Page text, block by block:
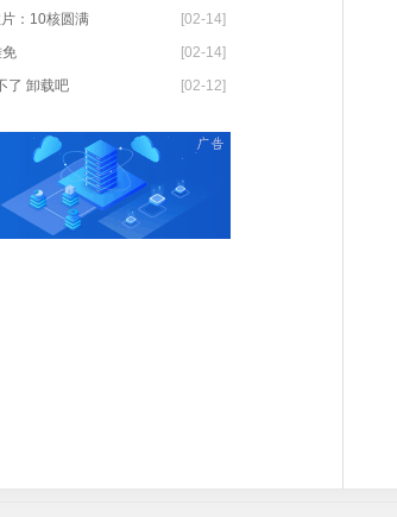
：10核圆满
[02-14]
免
[02-14]
了 卸载吧 [02-12]